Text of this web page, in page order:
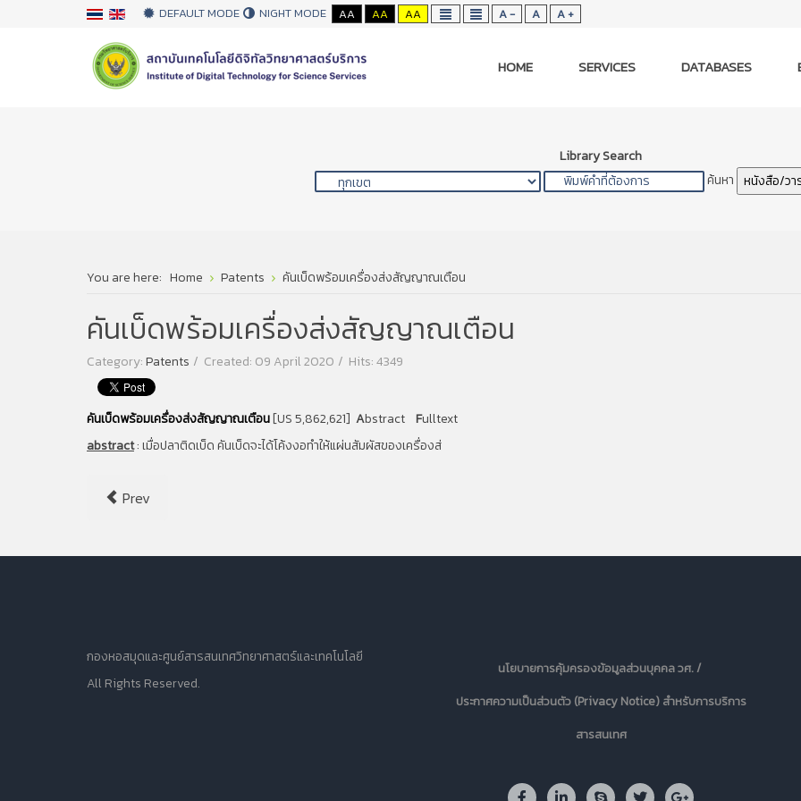
DEFAULT MODE NIGHT MODE AA AA AA A - A A +
HOME SERVICES DATABASES
Library Search
ค้นหา หนังสือ/วา
You are here: Home Patents คันเบ็ดพร้อมเครื่องส่งสัญญาณเตือน
คันเบ็ดพร้อมเครื่องส่งสัญญาณเตือน
Category:Patents Created: 09 April 2020 Hits: 4349
คันเบ็ดพร้อมเครื่องส่งสัญญาณเตือน[US 5,862,621] Abstract Fulltext
abstract:เมื่อปลาติดเบ็ด คันเบ็ดจะได้โค้งงอทำให้แผ่นสัมผัสของเครื่องส่
Prev
กองหอสมุดและศูนย์สารสนเทศวิทยาศาสตร์และเทคโนโลยี
All Rights Reserved.
นโยบายการคุ้มครองข้อมูลส่วนบุคคล วศ. /
ประกาศความเป็นส่วนตัว (Privacy Notice) สำหรับการบริการ
สารสนเทศ